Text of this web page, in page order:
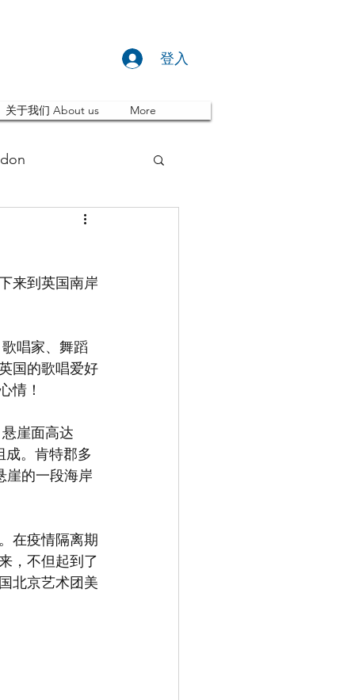
登入
关于我们 About us More
英国留学
来到英国南岸
国的歌唱爱好
情！
成。肯特郡多
崖的一段海岸
在疫情隔离期
，不但起到了
北京艺术团美